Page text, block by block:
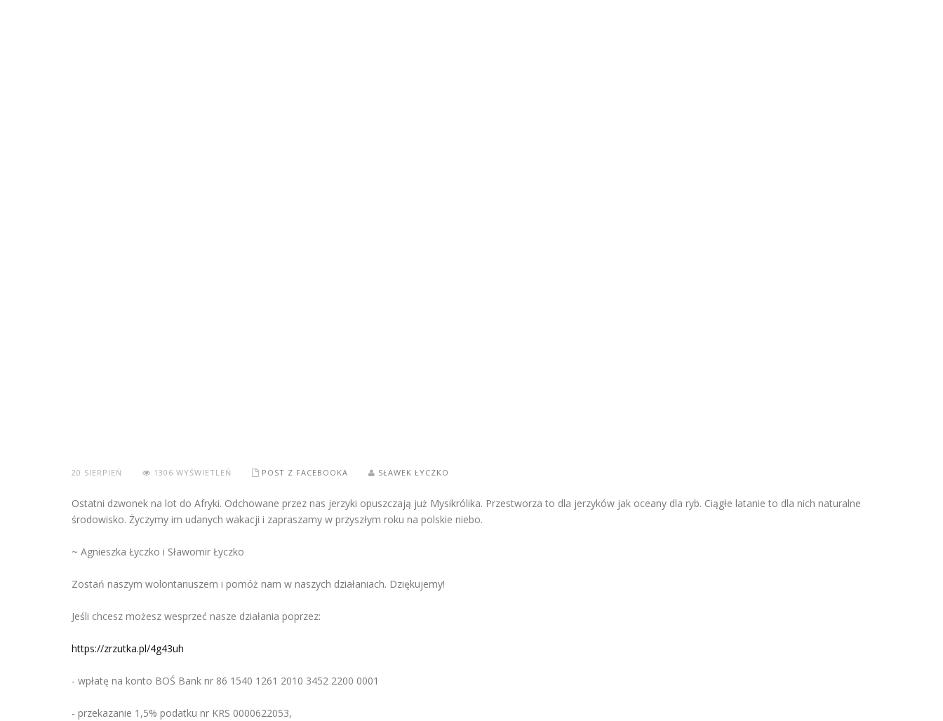
20 SIERPIEŃ 1306 WYŚWIETLEŃ POST Z FACEBOOKA SŁAWEK ŁYCZKO
Ostatni dzwonek na lot do Afryki. Odchowane przez nas jerzyki opuszczają już Mysikrólika. Przestworza to dla jerzyków jak oceany dla ryb. Ciągłe latanie to dla nich naturalne
środowisko. Życzymy im udanych wakacji i zapraszamy w przyszłym roku na polskie niebo.
~ Agnieszka Łyczko i Sławomir Łyczko
Zostań naszym wolontariuszem i pomóż nam w naszych działaniach. Dziękujemy!
Jeśli chcesz możesz wesprzeć nasze działania poprzez:
https://zrzutka.pl/4g43uh
- wpłatę na konto BOŚ Bank nr 86 1540 1261 2010 3452 2200 0001
- przekazanie 1,5% podatku nr KRS 0000622053,